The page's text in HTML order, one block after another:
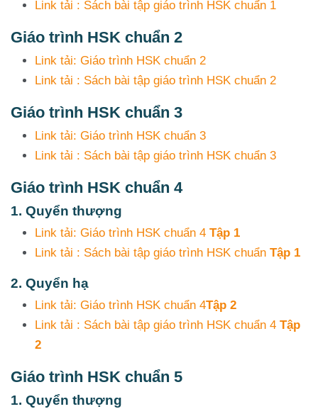
Link tải : Sách bài tập giáo trình HSK chuẩn 1
Giáo trình HSK chuẩn 2
Link tải: Giáo trình HSK chuẩn 2
Link tải : Sách bài tập giáo trình HSK chuẩn 2
Giáo trình HSK chuẩn 3
Link tải: Giáo trình HSK chuẩn 3
Link tải : Sách bài tập giáo trình HSK chuẩn 3
Giáo trình HSK chuẩn 4
1. Quyển thượng
Link tải: Giáo trình HSK chuẩn 4 Tập 1
Link tải : Sách bài tập giáo trình HSK chuẩn Tập 1
2. Quyển hạ
Link tải: Giáo trình HSK chuẩn 4Tập 2
Link tải : Sách bài tập giáo trình HSK chuẩn 4 Tập
2
Giáo trình HSK chuẩn 5
1. Quyển thượng